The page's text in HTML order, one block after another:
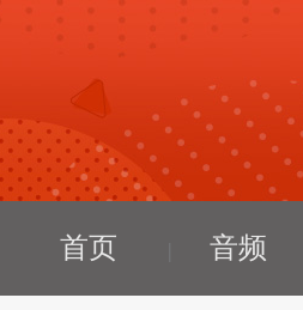
首页 音频